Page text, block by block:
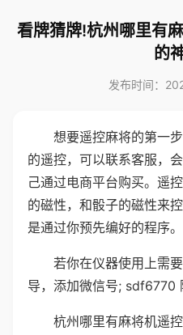
看牌猜牌!杭州哪里有
的
发布时间：
想要遥控麻将的第一
的遥控，可以联系客服，
己通过电商平台购买。遥
的磁性，和骰子的磁性来
是通过你预先编好的程序。
若你在仪器使用上需
导，添加微信号; sdf6770
杭州哪里有麻将机遥